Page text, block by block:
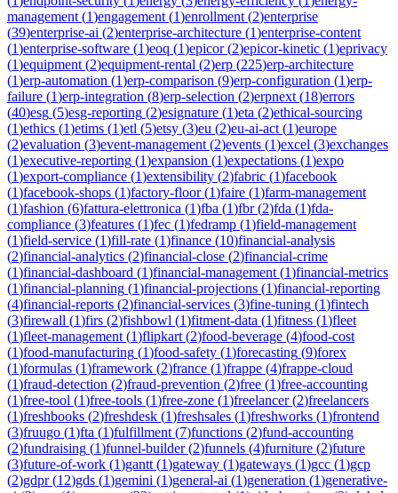
management (1)engagement (1)enrollment (2)enterprise
(39)enterprise-ai (2)enterprise-architecture (1)enterprise-content
(1)enterprise-software (1)eoq (1)epicor(2)epicor-kinetic (1)eprivacy
(1)equipment (2)equipment-rental (2)erp (225)erp-architecture
(1)erp-automation (1)erp-comparison (9)erp-configuration (1)erp-
failure (1)erp-integration (8)erp-selection (2)erpnext (18)errors
(40)esg (5)esg-reporting (2)esignature (1)eta (2)ethical-sourcing
(1)ethics (1)etims (1)etl (5)etsy (3)eu (2)eu-ai-act (1)europe
(2)evaluation (3)event-management (2)events (1)excel (3)exchanges
(1)executive-reporting (1)expansion (1)expectations (1)expo
(1)export-compliance (1)extensibility (2)fabric (1)facebook
(1)facebook-shops (1)factory-floor(1)faire (1)farm-management
(1)fashion (6)fattura-elettronica (1)fba (1)fbr(2)fda (1)fda-
compliance (3)features (1)fec (1)fedramp (1)field-management
(1)field-service (1)fill-rate (1)finance (10)financial-analysis
(2)financial-analytics (2)financial-close (2)financial-crime
(1)financial-dashboard (1)financial-management (1)financial-metrics
(1)financial-planning (1)financial-projections (1)financial-reporting
(4)financial-reports (2)financial-services (3)fine-tuning (1)fintech
(3)firewall (1)firs (2)fishbowl (1)fitment-data (1)fitness (1)fleet
(1)fleet-management (1)flipkart (2)food-beverage (4)food-cost
(1)food-manufacturing (1)food-safety (1)forecasting (9)forex
(1)formulas (1)framework (2)france (1)frappe (4)frappe-cloud
(1)fraud-detection (2)fraud-prevention (2)free (1)free-accounting
(1)free-tool (1)free-tools (1)free-zone (1)freelancer(2)freelancers
(1)freshbooks (2)freshdesk (1)freshsales (1)freshworks (1)frontend
(3)fruugo (1)fta (1)fulfillment (7)functions (2)fund-accounting
(2)fundraising (1)funnel-builder(2)funnels (4)furniture (2)future
(3)future-of-work (1)gantt (1)gateway (1)gateways (1)gcc (1)gcp
(2)gdpr(12)gds (1)gemini (1)general-ai (1)generation (1)generative-